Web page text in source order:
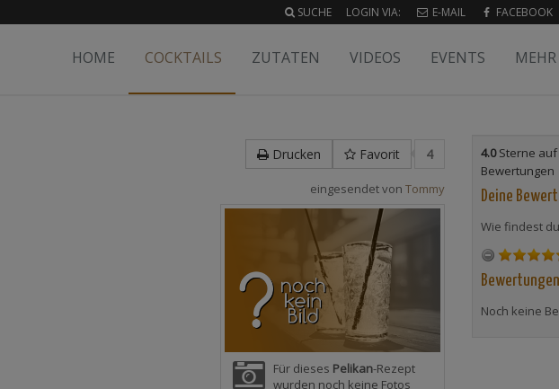
SUCHE LOGIN VIA: E-MAIL FACEBOOK
HOME COCKTAILS ZUTATEN VIDEOS EVENTS MEHR
Drucken Favorit 4
eingesendet von Tommy
Für dieses Pelikan-Rezept
wurden noch keine Fotos
4.0Sterne auf
Bewertungen
Deine
Wie findest
Noch keine